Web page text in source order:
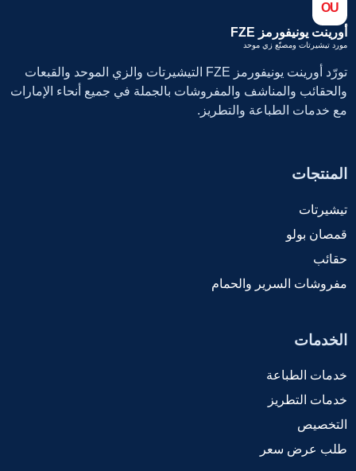
OU
أورينت يونيفورمز FZE
مورد تيشيرتات ومصنّع زي موحد
تورّد أورينت يونيفورمز FZE التيشيرتات والزي الموحد والقبعات
والحقائب والمناشف والمفروشات بالجملة في جميع أنحاء الإمارات
مع خدمات الطباعة والتطريز.
المنتجات
تيشيرتات
قمصان بولو
حقائب
مفروشات السرير والحمام
الخدمات
خدمات الطباعة
خدمات التطريز
التخصيص
طلب عرض سعر